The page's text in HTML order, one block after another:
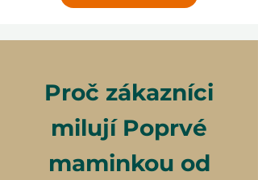
Proč zákazníci
milují Poprvé
maminkou od